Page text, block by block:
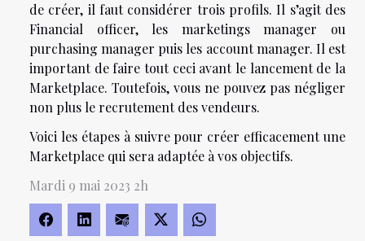
de créer, il faut considérer trois profils. Il s’agit des
Financial officer, les marketings manager ou
purchasing manager puis les account manager. Il est
important de faire tout ceci avant le lancement de la
Marketplace. Toutefois, vous ne pouvez pas négliger
non plus le recrutement des vendeurs.
Voici les étapes à suivre pour créer efficacement une
Marketplace qui sera adaptée à vos objectifs.
Mardi 9 mai 2023 2h